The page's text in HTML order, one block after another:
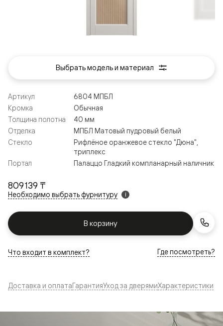
809 139 ₸
Необходимо выбрать фурнитуру i
В корзину
Артикул
6804 МПБЛ
Кромка
Обычная
Толщина полотна
40 мм
Отделка
МПБЛ Матовый пудровый белый
Стекло
Рифлёное оранжевое стекло "Дюна",
триплекс
Портал
Палаццо Гладкий компланарный наличник
Что входит в комплект? Где посмотреть?
Выбрать модель и материал
Доставка и оплатаГарантияУход за дверямиХарактеристики